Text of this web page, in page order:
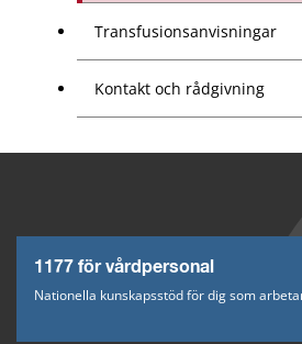
Transfusions­anvisningar
Kontakt och rådgivning
1177 för vårdpersonal
Nationella kunskapsstöd för dig som